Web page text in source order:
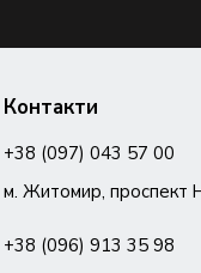
Контакти
+38 (097) 043 57 00
м. Житомир, проспект
+38 (096) 913 35 98